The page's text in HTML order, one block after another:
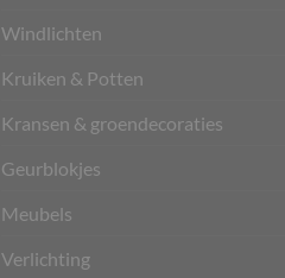
Windlichten
Kruiken & Potten
Kransen & groendecoraties
Geurblokjes
Meubels
Verlichting